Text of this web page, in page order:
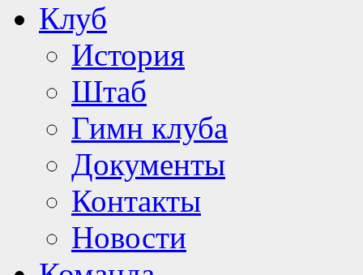
Клуб
История
Штаб
Гимн клуба
Документы
Контакты
Новости